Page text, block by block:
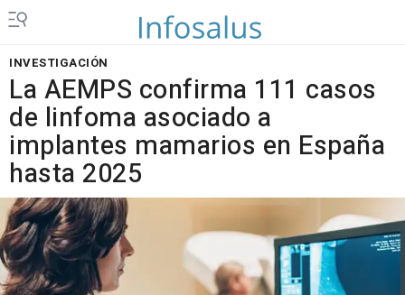
INVESTIGACIÓN
La AEMPS confirma 111 casos
de linfoma asociado a
implantes mamarios en España
hasta 2025